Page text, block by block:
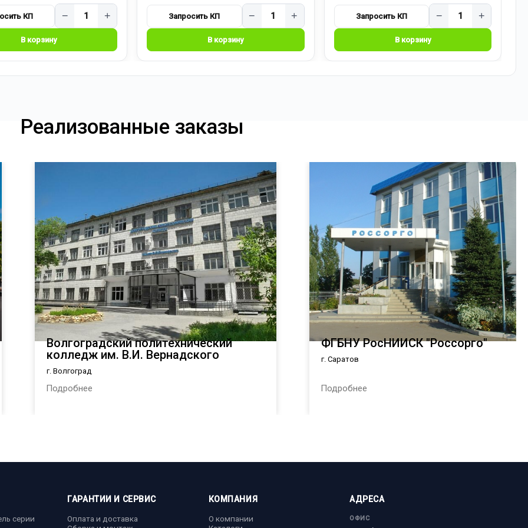
− + − + − +
Реализованные заказы
Волгоградский политехнический
колледж им. В.И. Вернадского
г. Волгоград
Подробнее
ФГБНУ РосНИИСК "Россорго"
г. Саратов
Подробнее
серии
ГАРАНТИИ И СЕРВИС
Оплата и доставка
КОМПАНИЯ
О компании
АДРЕСА
ОФИС